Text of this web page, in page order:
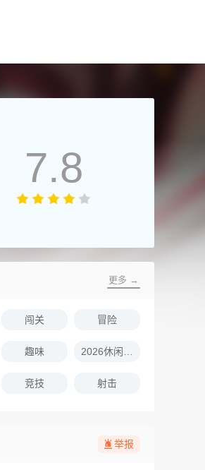
7.8
更多 →
闯关 冒险
趣味
竞技 射击
举报